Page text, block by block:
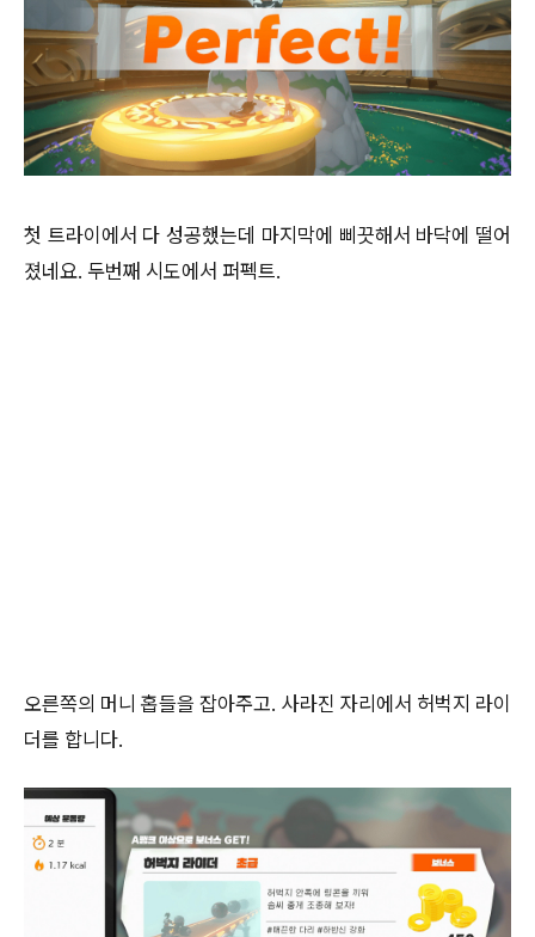
첫 트라이에서 다 성공했는데 마지막에 삐끗해서 바닥에 떨어
졌네요. 두번째 시도에서 퍼펙트.
오른쪽의 머니 홉들을 잡아주고. 사라진 자리에서 허벅지 라이
더를 합니다.